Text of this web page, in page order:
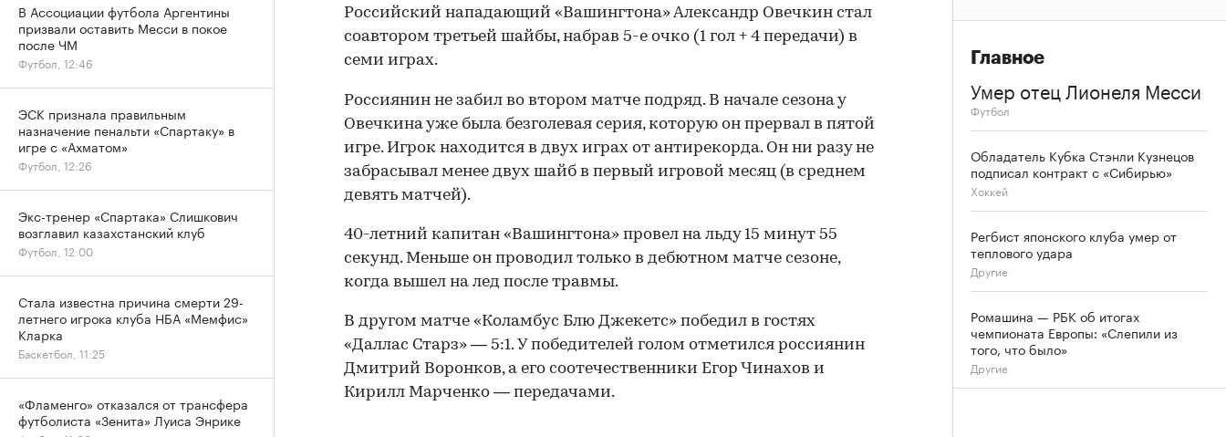
Российский нападающий «Вашингтона» Александр Овечкин стал
соавтором третьей шайбы, набрав 5-е очко (1 гол + 4 передачи) в
семи играх.
00:00 / 00:00
Россиянин не забил во втором матче подряд. В начале сезона у
Овечкина уже была безголевая серия, которую он прервал в пятой
игре. Игрок находится в двух играх от антирекорда. Он ни разу не
забрасывал менее двух шайб в первый игровой месяц (в среднем
девять матчей).
40-летний капитан «Вашингтона» провел на льду 15 минут 55
секунд. Меньше он проводил только в дебютном матче сезоне,
когда вышел на лед после травмы.
В другом матче «Коламбус Блю Джекетс» победил в гостях
«Даллас Старз» — 5:1. У победителей голом отметился россиянин
Дмитрий Воронков, а его соотечественники Егор Чинахов и
Кирилл Марченко — передачами.
Главное
Умер отец Лионеля Месси
Футбол
Обладатель Кубка Стэнли Кузнецов
подписал контракт с «Сибирью»
Хоккей
Регбист японского клуба умер от
теплового удара
Другие
Ромашина — РБК об итогах
чемпионата Европы: «Слепили из
того, что было»
Другие
В Ассоциации футбола Аргентины
призвали оставить Месси в покое
после ЧМ
Футбол, 12:46
ЭСК признала правильным
назначение пенальти «Спартаку» в
игре с «Ахматом»
Футбол, 12:26
Экс-тренер «Спартака» Слишкович
возглавил казахстанский клуб
Футбол, 12:00
Стала известна причина смерти 29-
летнего игрока клуба НБА «Мемфис»
Кларка
Баскетбол, 11:25
«Фламенго» отказался от трансфера
футболиста «Зенита» Луиса Энрике